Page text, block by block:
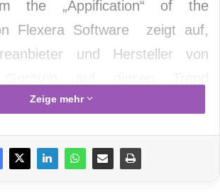
the „Appification“ of the
Flexera Software zeigt auf,
und Hersteller von
durch das Vorantreiben der
Zeige mehr